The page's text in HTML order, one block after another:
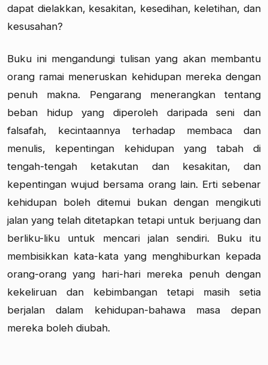
dapat dielakkan, kesakitan, kesedihan, keletihan, dan
kesusahan?
Buku ini mengandungi tulisan yang akan membantu
orang ramai meneruskan kehidupan mereka dengan
penuh makna. Pengarang menerangkan tentang
beban hidup yang diperoleh daripada seni dan
falsafah, kecintaannya terhadap membaca dan
menulis, kepentingan kehidupan yang tabah di
tengah-tengah ketakutan dan kesakitan, dan
kepentingan wujud bersama orang lain. Erti sebenar
kehidupan boleh ditemui bukan dengan mengikuti
jalan yang telah ditetapkan tetapi untuk berjuang dan
berliku-liku untuk mencari jalan sendiri. Buku itu
membisikkan kata-kata yang menghiburkan kepada
orang-orang yang hari-hari mereka penuh dengan
kekeliruan dan kebimbangan tetapi masih setia
berjalan dalam kehidupan-bahawa masa depan
mereka boleh diubah.